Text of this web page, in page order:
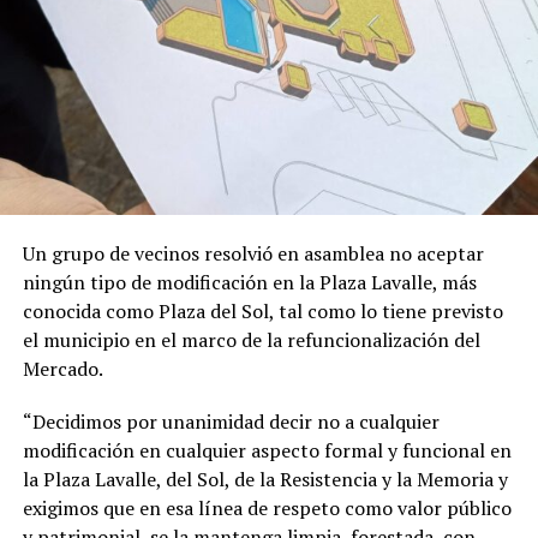
En el desglose por sectores, seis de las siete actividades
relevadas mostraron retrocesos en la comparación
interanual. Los mayores descensos se concentraron
en Textil e indumentaria (-5,6%), Bazar, decoración,
textiles para el hogar y muebles (-5,5%) y Alimentos y
bebidas (-5,4%).
En contraste, el único rubro que logró terreno positivo
fue Ferretería, materiales eléctricos y materiales para la
construcción (+1%).
El índice general de ventas minoristas informado por
CAME también mide las ventas online, las cuales
Un grupo de vecinos resolvió en asamblea no aceptar
ningún tipo de modificación en la Plaza Lavalle, más
conocida como Plaza del Sol, tal como lo tiene previsto
el municipio en el marco de la refuncionalización del
Mercado.
“Decidimos por unanimidad decir no a cualquier
modificación en cualquier aspecto formal y funcional en
la Plaza Lavalle, del Sol, de la Resistencia y la Memoria y
exigimos que en esa línea de respeto como valor público